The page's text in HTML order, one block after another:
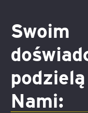
Swoim
Nami: